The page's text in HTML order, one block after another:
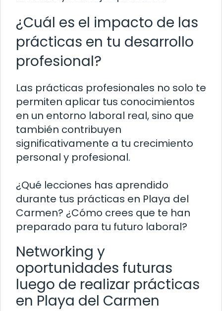
¿Cuál es el impacto de las
prácticas en tu desarrollo
profesional?
Las prácticas profesionales no solo te
permiten aplicar tus conocimientos
en un entorno laboral real, sino que
también contribuyen
significativamente a tu crecimiento
personal y profesional.
¿Qué lecciones has aprendido
durante tus prácticas en Playa del
Carmen? ¿Cómo crees que te han
preparado para tu futuro laboral?
Networking y
oportunidades futuras
luego de realizar prácticas
en Playa del Carmen